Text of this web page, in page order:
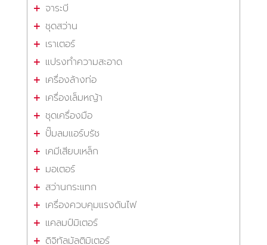
จาระบี
ชุดสว่าน
เราเตอร์
แปรงทำความสะอาด
เครื่องล้างท่อ
เครื่องเล็มหญ้า
ชุดเครื่องมือ
ปั๊มลมแอร์บรัช
เคมีเสียบเหล็ก
มอเตอร์
สว่านกระแทก
เครื่องควบคุมแรงดันไฟ
แคลมป์มิเตอร์
ดิจิทัลมัลติมิเตอร์